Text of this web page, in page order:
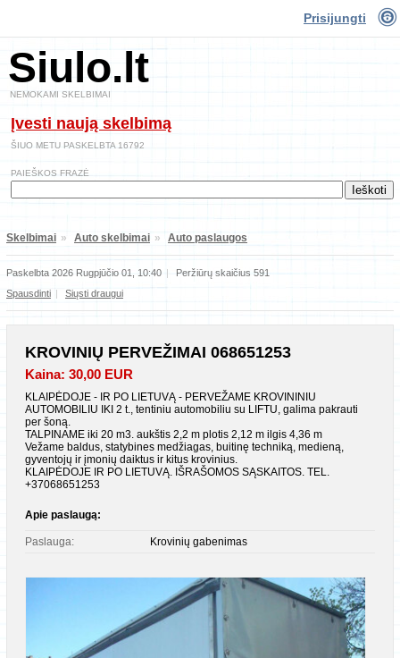
Prisijungti
Siulo.lt
NEMOKAMI SKELBIMAI
Įvesti naują skelbimą
ŠIUO METU PASKELBTA 16792
PAIEŠKOS FRAZĖ
Skelbimai » Auto skelbimai » Auto paslaugos
Paskelbta 2026 Rugpjūčio 01, 10:40 |
Peržiūrų skaičius 591
Spausdinti | Siųsti draugui
KROVINIŲ PERVEŽIMAI 068651253
Kaina: 30,00 EUR
KLAIPĖDOJE - IR PO LIETUVĄ - PERVEŽAME KROVININIU
AUTOMOBILIU IKI 2 t., tentiniu automobiliu su LIFTU, galima pakrauti
per šoną.
TALPINAME iki 20 m3. aukštis 2,2 m plotis 2,12 m ilgis 4,36 m
Vežame baldus, statybines medžiagas, buitinę techniką, medieną,
gyventojų ir įmonių daiktus ir kitus krovinius.
KLAIPĖDOJE IR PO LIETUVĄ. IŠRAŠOMOS SĄSKAITOS. TEL.
+37068651253
Apie paslaugą:
Paslauga: Krovinių gabenimas